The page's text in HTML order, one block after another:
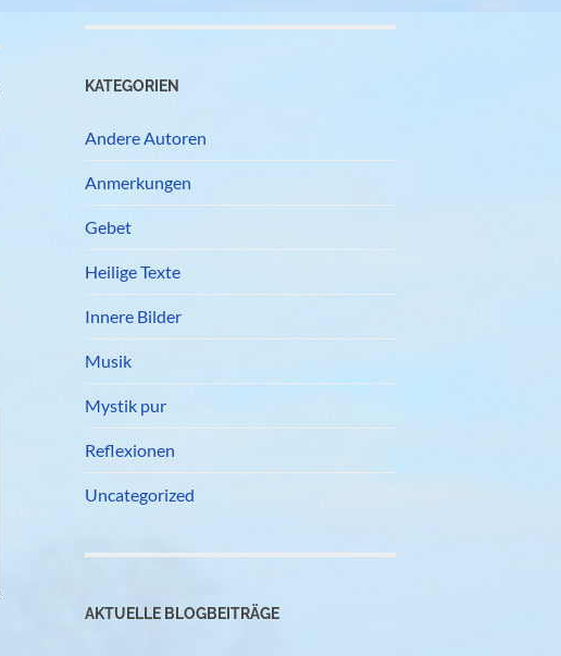
KATEGORIEN
Andere Autoren
Anmerkungen
Gebet
Heilige Texte
Innere Bilder
Musik
Mystik pur
Reflexionen
Uncategorized
AKTUELLE BLOGBEITRÄGE